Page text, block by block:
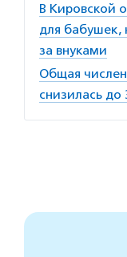
В Кировской
для бабушек,
за внуками
Общая
снизилась до